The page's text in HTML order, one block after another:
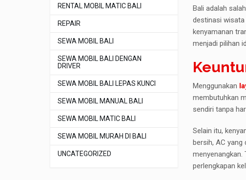
RENTAL MOBIL MATIC BALI
REPAIR
SEWA MOBIL BALI
SEWA MOBIL BALI DENGAN
DRIVER
SEWA MOBIL BALI LEPAS KUNCI
SEWA MOBIL MANUAL BALI
SEWA MOBIL MATIC BALI
SEWA MOBIL MURAH DI BALI
UNCATEGORIZED
Bali adalah
destinasi wisata
kenyamanan
menjadi pilihan
Menggunakan
membutuhkan
sendiri tanpa
Selain itu,
bersih, AC
menyenangkan.
perlengkapan